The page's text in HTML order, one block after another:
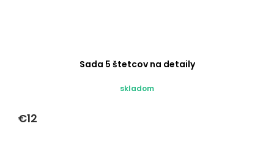
Sada 5 štetcov na detaily
skladom
€12